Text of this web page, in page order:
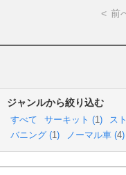
< 前
ジャンルから絞り込む
すべて サーキット (1 ) ス
バニング (1 ) ノーマル車 (4)